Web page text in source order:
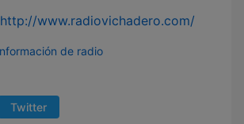
http://www.radiovichadero.com/
de radio
Twitter